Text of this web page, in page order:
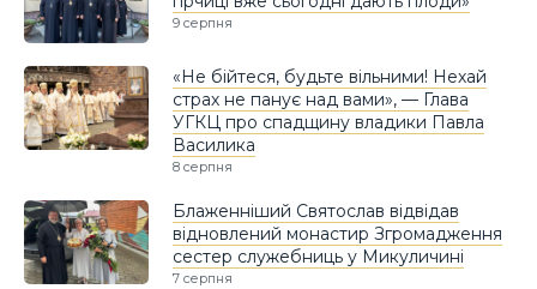
9 серпня
«Не бійтеся, будьте вільними! Нехай
страх не панує над вами», — Глава
УГКЦ про спадщину владики Павла
Василика
8 серпня
Блаженніший Святослав відвідав
відновлений монастир Згромадження
сестер служебниць у Микуличині
7 серпня